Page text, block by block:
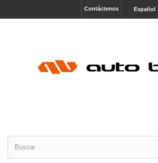
Español
Contáctenos